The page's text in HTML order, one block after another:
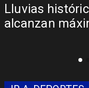
Lluvias
alcanzan